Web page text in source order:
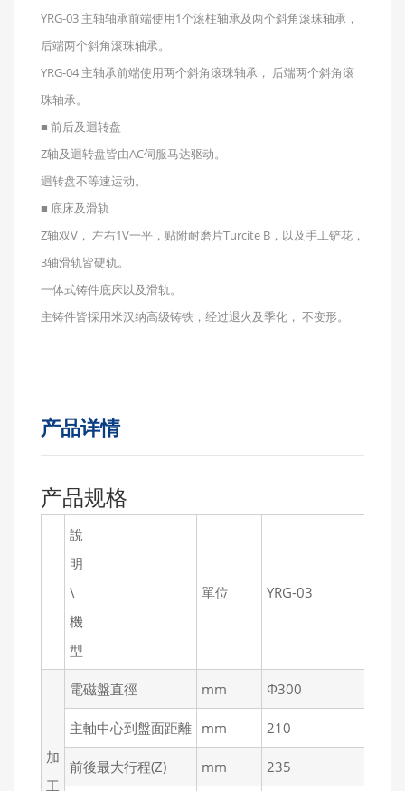
YRG-03 主轴轴承前端使用1个滚柱轴承及两个斜角滚珠轴承，
后端两个斜角滚珠轴承。
YRG-04 主轴承前端使用两个斜角滚珠轴承， 后端两个斜角滚
珠轴承。
■ 前后及迴转盘
Z轴及迴转盘皆由AC伺服马达驱动。
迴转盘不等速运动。
■ 底床及滑轨
Z轴双V， 左右1V一平，贴附耐磨片Turcite B，以及手工铲花，
3轴滑轨皆硬轨。
一体式铸件底床以及滑轨。
主铸件皆採用米汉纳高级铸铁，经过退火及季化， 不变形。
产品详情
产品规格
說
明
\
機
型
單位 YRG-03
加
工
電磁盤直徑 mm Ф300
主軸中心到盤面距離 mm 210
前後最大行程(Z) mm 235